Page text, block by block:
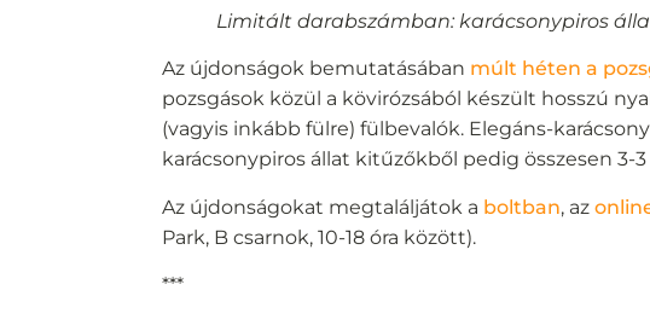
Limitált darabszámban: karácsonypiros
Az újdonságok bemutatásában múlt héten a
pozsgások közül a kövirózsából készült hosszú
(vagyis inkább fülre) fülbevalók. Elegáns-
karácsonypiros állat kitűzőkből pedig összesen 3-
Az újdonságokat megtaláljátok a boltban, az
Park, B csarnok, 10-18 óra között).
***